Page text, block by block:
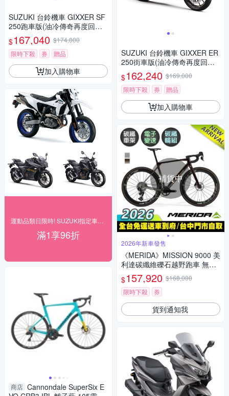
SUZUKI 台鈴機車 GIXXER SF
250跑車版(油冷傳奇再度回歸/
2023年全新機車)
$167,040 $174,000
限時下殺
券 贈品
加入購物車
滿1享96折
商店 Cannondale SuperSix E
SUZUKI 台鈴機車 GIXXER ER
250街車版(油冷傳奇再度回歸/
2023年全新機車)
$162,240 $169,000
限時下殺
券 贈品
加入購物車
補貨中
2026年新車發售
《MERIDA》MISSION 9000 美
利達碳纖維礫石越野跑車 無附
踏板/SRAM電變/碳纖輪組/林
道/碎石路/競賽/單車/自行車/美
利達2026
$157,920 $168,000
限時下殺
券
貨到通知我